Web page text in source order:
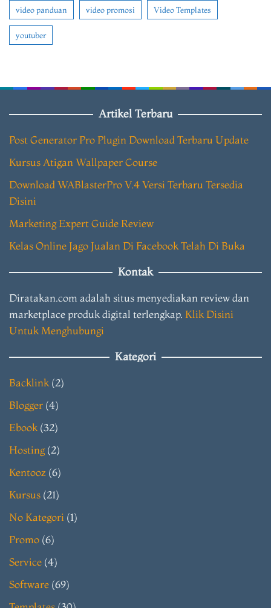
video panduan video promosi Video Templates
youtuber
Artikel Terbaru
Post Generator Pro Plugin Download Terbaru Update
Kursus Atigan Wallpaper Course
Download WABlasterPro V.4 Versi Terbaru Tersedia
Disini
Marketing Expert Guide Review
Kelas Online Jago Jualan Di Facebook Telah Di Buka
Kontak
Diratakan.com adalah situs menyediakan review dan
marketplace produk digital terlengkap. Klik Disini
Untuk Menghubungi
Kategori
Backlink (2)
Blogger (4)
Ebook (32)
Hosting(2)
Kentooz (6)
Kursus (21)
No Kategori (1)
Promo (6)
Service (4)
Software (69)